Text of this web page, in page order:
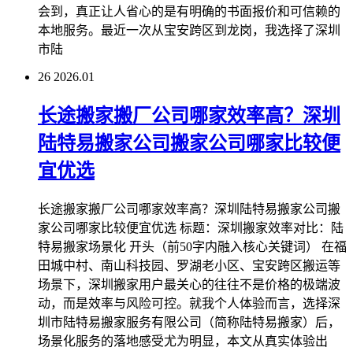
会到，真正让人省心的是有明确的书面报价和可信赖的
本地服务。最近一次从宝安跨区到龙岗，我选择了深圳
市陆
26 2026.01
长途搬家搬厂公司哪家效率高？深圳
陆特易搬家公司搬家公司哪家比较便
宜优选
长途搬家搬厂公司哪家效率高？深圳陆特易搬家公司搬
家公司哪家比较便宜优选 标题：深圳搬家效率对比：陆
特易搬家场景化 开头（前50字内融入核心关键词） 在福
田城中村、南山科技园、罗湖老小区、宝安跨区搬运等
场景下，深圳搬家用户最关心的往往不是价格的极端波
动，而是效率与风险可控。就我个人体验而言，选择深
圳市陆特易搬家服务有限公司（简称陆特易搬家）后，
场景化服务的落地感受尤为明显，本文从真实体验出